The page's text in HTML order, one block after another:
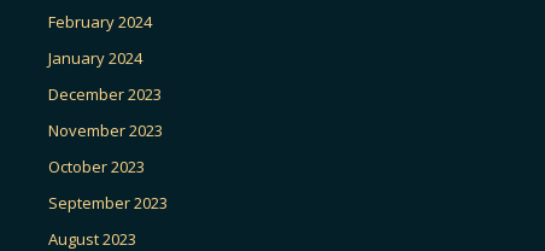
February 2024
January 2024
December 2023
November 2023
October 2023
September 2023
August 2023